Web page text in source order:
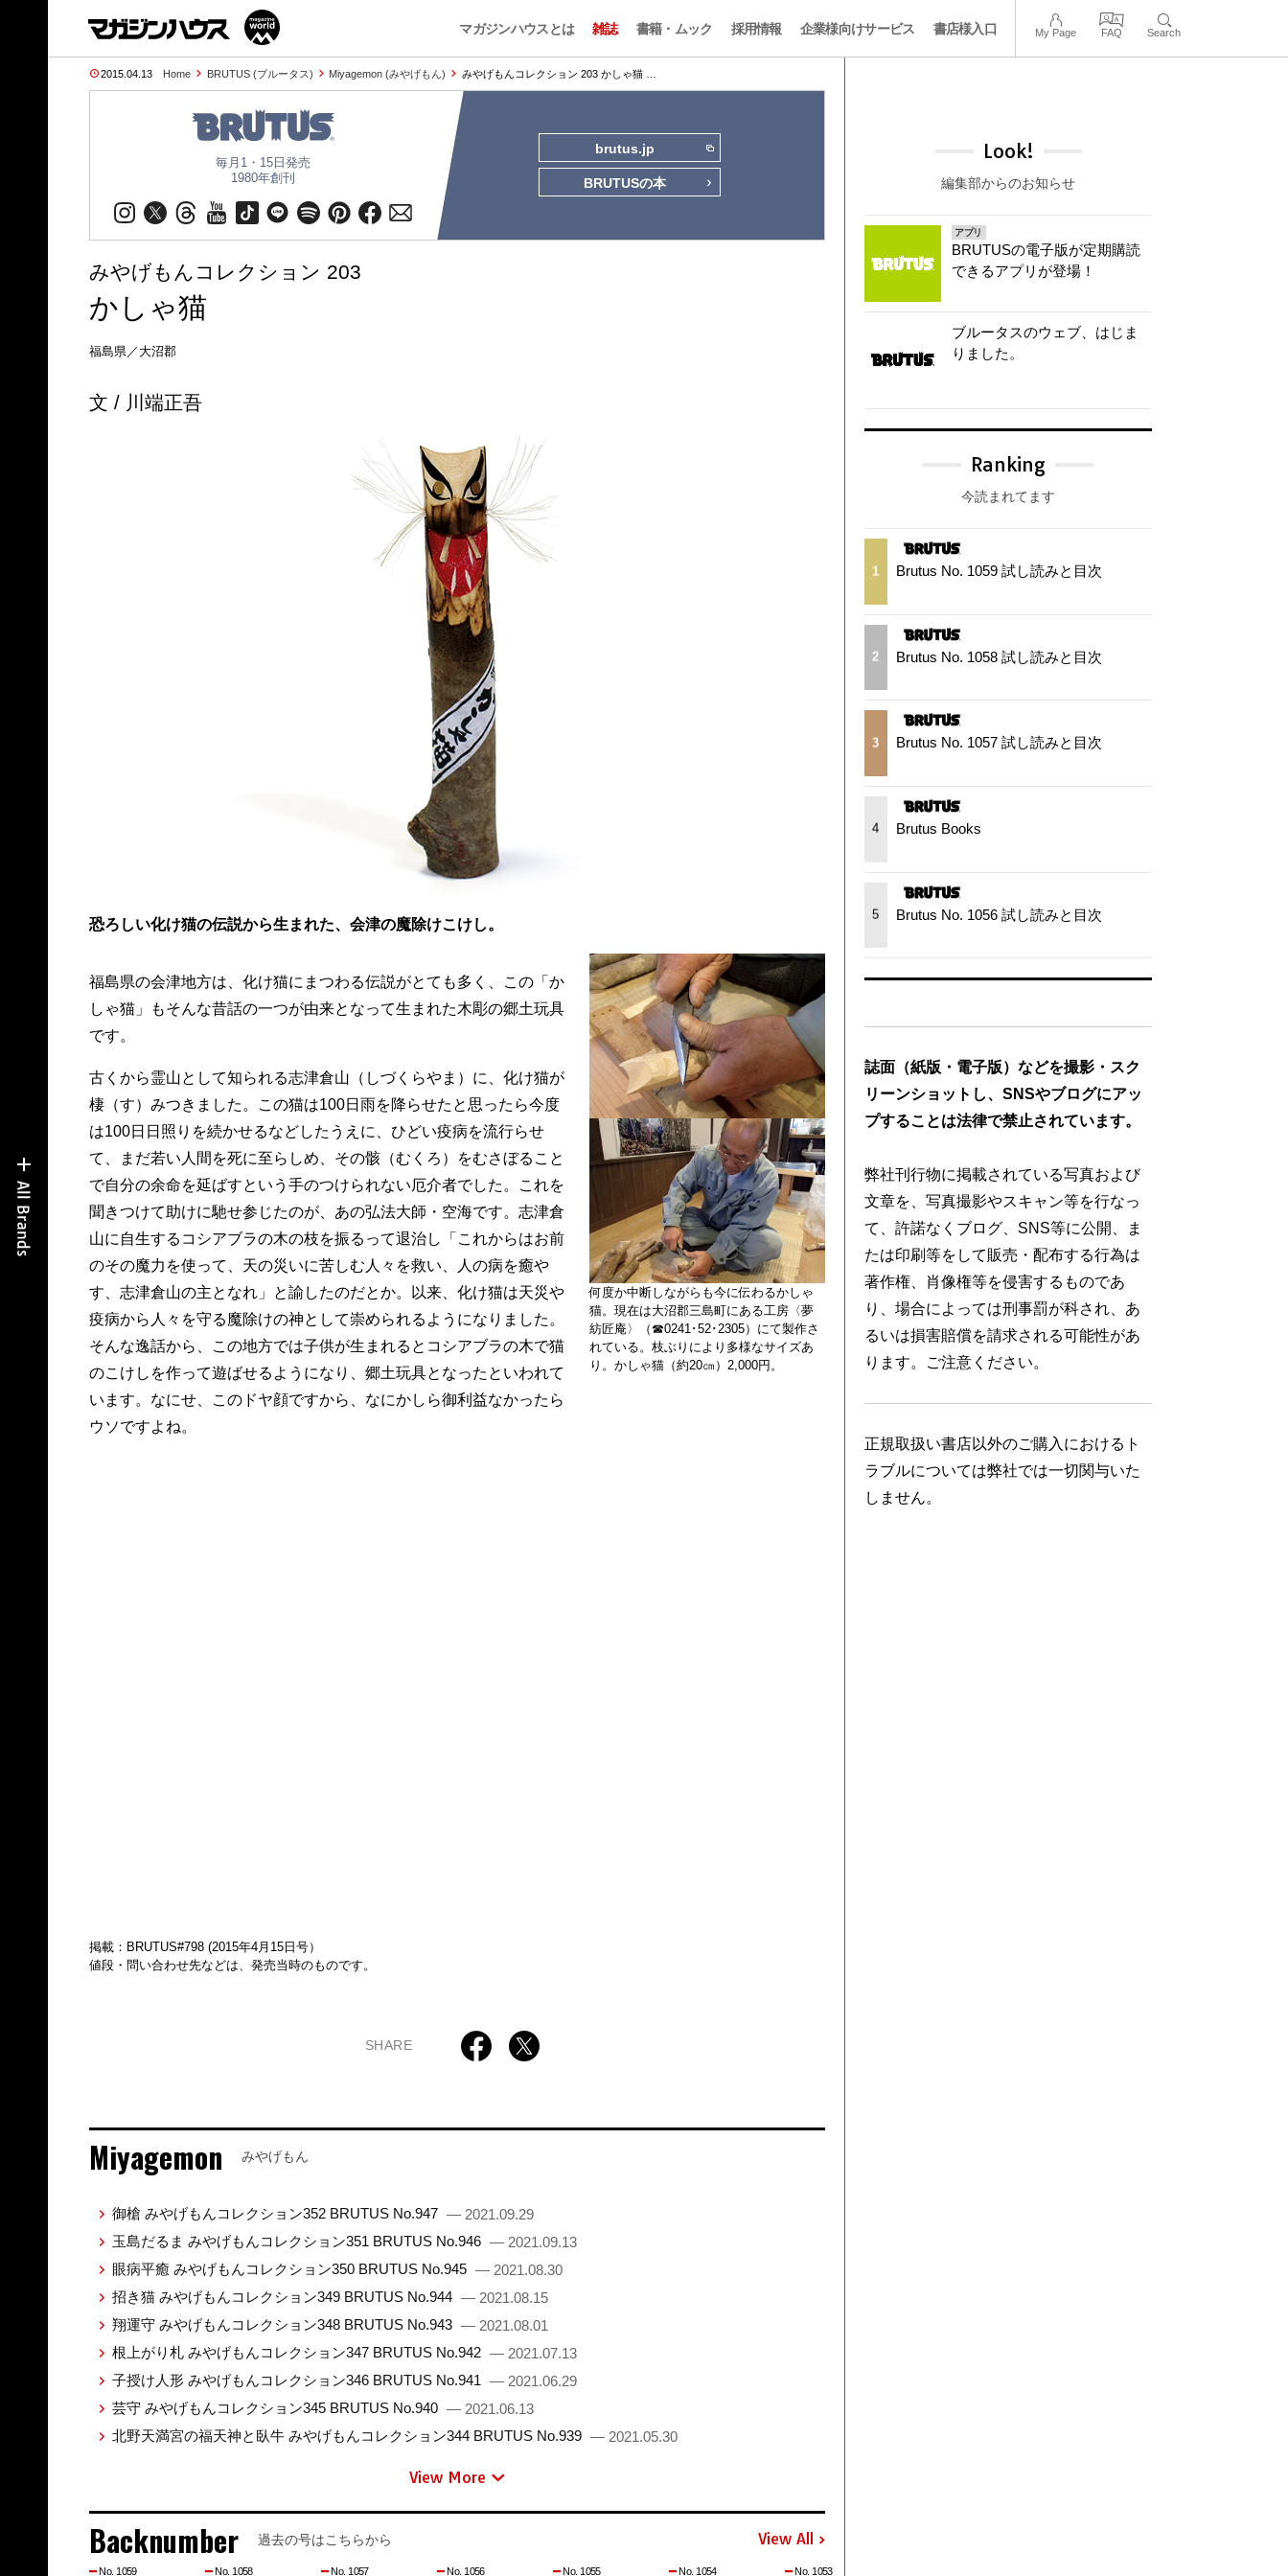
マガジンハウスとは 雑誌 書籍・ムック 採用情報 企業様向けサービス 書店様入口 My Page FAQ Search
2015.04.13 Home BRUTUS (ブルータス) Miyagemon (みやげもん) みやげもんコレクション 203 かしゃ猫 …
毎月1・15日発売
1980年創刊
brutus.jp
BRUTUSの本
みやげもんコレクション 203
かしゃ猫
福島県／大沼郡
文 / 川端正吾
恐ろしい化け猫の伝説から生まれた、会津の魔除けこけし。
福島県の会津地方は、化け猫にまつわる伝説がとても多く、この「か
しゃ猫」もそんな昔話の一つが由来となって生まれた木彫の郷土玩具
です。
古くから霊山として知られる志津倉山（しづくらやま）に、化け猫が
棲（す）みつきました。この猫は100日雨を降らせたと思ったら今度
は100日日照りを続かせるなどしたうえに、ひどい疫病を流行らせ
て、まだ若い人間を死に至らしめ、その骸（むくろ）をむさぼること
で自分の余命を延ばすという手のつけられない厄介者でした。これを
聞きつけて助けに馳せ参じたのが、あの弘法大師・空海です。志津倉
山に自生するコシアブラの木の枝を振るって退治し「これからはお前
のその魔力を使って、天の災いに苦しむ人々を救い、人の病を癒や
す、志津倉山の主となれ」と諭したのだとか。以来、化け猫は天災や
疫病から人々を守る魔除けの神として崇められるようになりました。
そんな逸話から、この地方では子供が生まれるとコシアブラの木で猫
のこけしを作って遊ばせるようになり、郷土玩具となったといわれて
います。なにせ、このドヤ顔ですから、なにかしら御利益なかったら
ウソですよね。
何度か中断しながらも今に伝わるかしゃ
猫。現在は大沼郡三島町にある工房〈夢
紡匠庵〉（☎0241･52･2305）にて製作さ
れている。枝ぶりにより多様なサイズあ
り。かしゃ猫（約20㎝）2,000円。
掲載：BRUTUS#798 (2015年4月15日号）
値段・問い合わせ先などは、発売当時のものです。
SHARE
Miyagemon みやげもん
御槍 みやげもんコレクション352 BRUTUS No.947 — 2021.09.29
玉島だるま みやげもんコレクション351 BRUTUS No.946 — 2021.09.13
眼病平癒 みやげもんコレクション350 BRUTUS No.945 — 2021.08.30
招き猫 みやげもんコレクション349 BRUTUS No.944 — 2021.08.15
翔運守 みやげもんコレクション348 BRUTUS No.943 — 2021.08.01
根上がり札 みやげもんコレクション347 BRUTUS No.942 — 2021.07.13
子授け人形 みやげもんコレクション346 BRUTUS No.941 — 2021.06.29
芸守 みやげもんコレクション345 BRUTUS No.940 — 2021.06.13
北野天満宮の福天神と臥牛 みやげもんコレクション344 BRUTUS No.939 — 2021.05.30
View More
Backnumber 過去の号はこちらから View All
No. 1059 No. 1058 No. 1057 No. 1056 No. 1055 No. 1054 No. 1053
Look!
編集部からのお知らせ
アプリ
BRUTUSの電子版が定期購読
できるアプリが登場！
ブルータスのウェブ、はじま
りました。
Ranking
今読まれてます
1 Brutus No. 1059 試し読みと目次
2 Brutus No. 1058 試し読みと目次
3 Brutus No. 1057 試し読みと目次
4 Brutus Books
5 Brutus No. 1056 試し読みと目次
誌面（紙版・電子版）などを撮影・スク
リーンショットし、SNSやブログにアッ
プすることは法律で禁止されています。
弊社刊行物に掲載されている写真および
文章を、写真撮影やスキャン等を行なっ
て、許諾なくブログ、SNS等に公開、ま
たは印刷等をして販売・配布する行為は
著作権、肖像権等を侵害するものであ
り、場合によっては刑事罰が科され、あ
るいは損害賠償を請求される可能性があ
ります。ご注意ください。
正規取扱い書店以外のご購入におけるト
ラブルについては弊社では一切関与いた
しません。